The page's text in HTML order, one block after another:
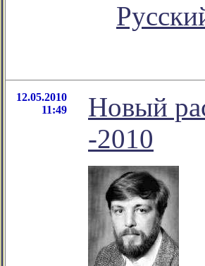
12.05.2010
11:49
Новый
-2010